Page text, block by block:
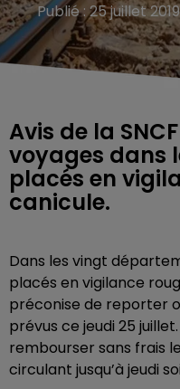
Publié : 25 juillet
Avis de la
voyages dans
placés en
canicule.
Dans les vingt
placés en vigilance
préconise de reporter
prévus ce jeudi 25
rembourser sans frais
circulant jusqu’à jeudi